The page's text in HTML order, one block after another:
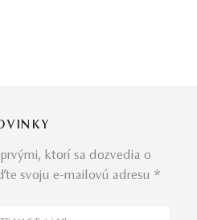
ktorí sa dozvedia o
svoju e-mailovú adresu *